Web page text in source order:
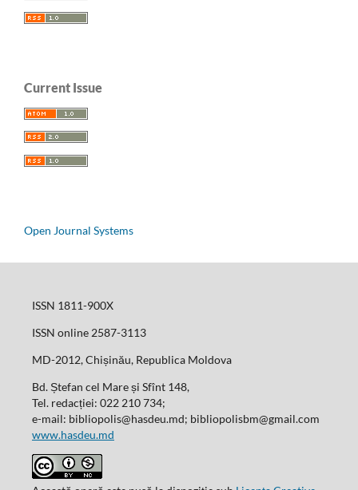
Current Issue
Open Journal Systems
ISSN 1811-900X
ISSN online 2587-3113
MD-2012, Chișinău, Republica Moldova
Bd. Ștefan cel Mare și Sfînt 148,
Tel. redacției: 022 210 734;
e-mail: bibliopolis@hasdeu.md; bibliopolisbm@gmail.com
www.hasdeu.md